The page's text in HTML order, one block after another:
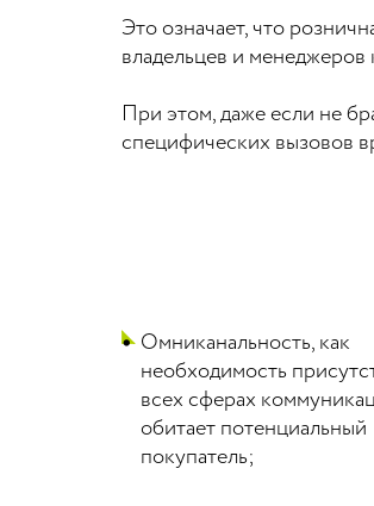
Это означает, что
владельцев и
При этом, даже если не
специфических вызовов
Омниканальность, как
необходимость
всех сферах
обитает потенциальный
покупатель;